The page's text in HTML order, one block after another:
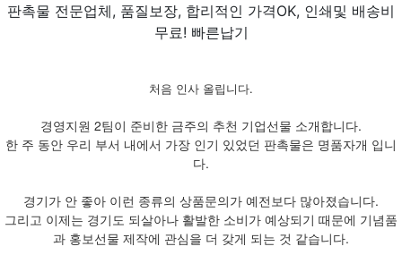
판촉물 전문업체, 품질보장, 합리적인 가격OK, 인쇄및 배송비
무료! 빠른납기
처음 인사 올립니다.
경영지원 2팀이 준비한 금주의 추천 기업선물 소개합니다.
한 주 동안 우리 부서 내에서 가장 인기 있었던 판촉물은 명품자개 입니
다.
경기가 안 좋아 이런 종류의 상품문의가 예전보다 많아졌습니다.
그리고 이제는 경기도 되살아나 활발한 소비가 예상되기 때문에 기념품
과 홍보선물 제작에 관심을 더 갖게 되는 것 같습니다.